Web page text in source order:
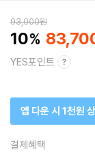
93,000원
10
YES포인트
앱 다운 시 1천원
결제혜택